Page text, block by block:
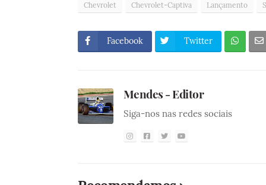
Chevrolet Chevrolet-Captiva Lançamento
Facebook Twitter
Mendes - Editor
Siga-nos nas redes sociais